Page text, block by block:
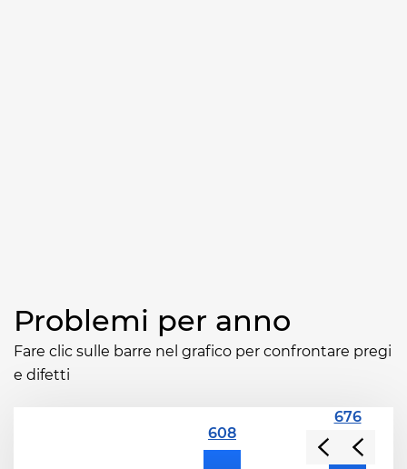
Problemi per anno
Fare clic sulle barre nel grafico per confrontare pregi
e difetti